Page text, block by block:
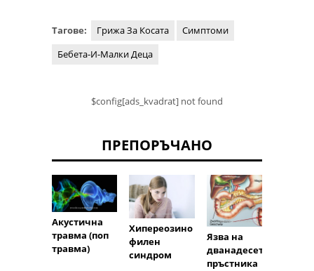
Тагове: Грижа За Косата
Симптоми
Бебета-И-Малки Деца
$config[ads_kvadrat] not found
ПРЕПОРЪЧАНО
Акустична
травма (поп
травма)
Хипереозино
филен
синдром
Язва на
дванадесето
пръстника